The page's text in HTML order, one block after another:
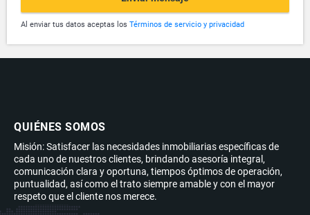
Al enviar tus datos aceptas los Términos de servicio y privacidad
QUIÉNES SOMOS
Misión: Satisfacer las necesidades inmobiliarias específicas de
cada uno de nuestros clientes, brindando asesoría integral,
comunicación clara y oportuna, tiempos óptimos de operación,
puntualidad, así como el trato siempre amable y con el mayor
respeto que el cliente nos merece.